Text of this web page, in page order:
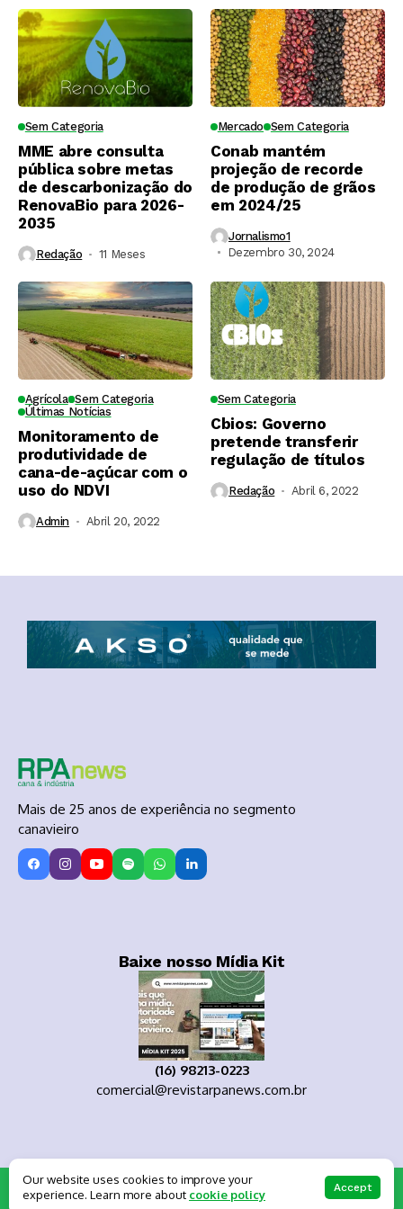
Sem Categoria
MME abre consulta
pública sobre metas
de descarbonização do
RenovaBio para 2026-
2035
Redação 11 Meses ⁮
Mercado Sem Categoria
Conab mantém
projeção de recorde
de produção de grãos
em 2024/25
Jornalismo1
Dezembro 30, 2024
Agrícola Sem Categoria
Últimas Notícias
Monitoramento de
produtividade de
cana-de-açúcar com o
uso do NDVI
Admin Abril 20, 2022
Sem Categoria
Cbios: Governo
pretende transferir
regulação de títulos
Redação Abril 6, 2022
Mais de 25 anos de experiência no segmento
canavieiro
Baixe nosso Mídia Kit
(16) 98213-0223
comercial@revistarpanews.com.br
Copyright 2025
Our website uses cookies to improve your
experience. Learn more about cookie policy Accept